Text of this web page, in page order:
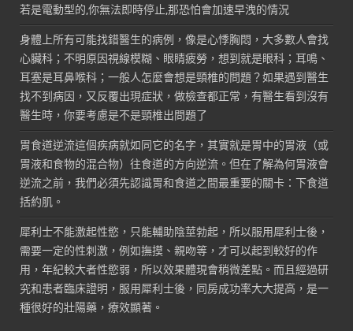
若是電動型的,你無法即時停止,那恐怕會加速早洩的情況
身體上所有可能找錯醫生的病例，像是心悸胸悶，大多數人會找
心臟科；不明原因視線模糊、眼睛疲勞，想到就是眼科；耳鳴、
耳塞是耳鼻喉科；一般人怎麼會想是頸椎的問題？如果遇到醫生
找不到病因，又反覆出現症狀，做檢查都正常，有醫生看到沒有
醫生時，你要考慮是不是頸椎出問題了
胃食道逆流這個疾病就如同它的名字，其實就是胃中的胃液（或
胃液和食物的混合物）往食道的方向逆流。但在了解為何胃液會
逆流之前，我們必須先認識胃和食道之間最重要的關卡：下食道
括約肌。
犀利士不能激起性慾，只能輔助陰莖勃起，所以服用犀利士後，
需要一定的性刺激，例如撫摸、親吻等，才可以起到較好的作
用，年紀較大者性慾弱，所以效果體現會稍微差點。而且經過研
究和患者臨床證明，服用犀利士後，同房成功率大大提高，是一
種很好的壯陽藥，療效顯著。